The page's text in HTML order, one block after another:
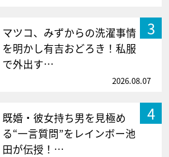
3
マツコ、みずからの洗濯事情
を明かし有吉おどろき！私服
で外出す…
2026.08.07
4
既婚・彼女持ち男を見極め
る“一言質問”をレインボー池
田が伝授！…